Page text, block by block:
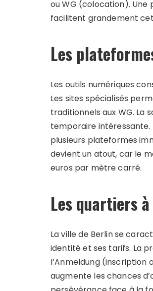
ou WG (colocation).
facilitent grandement
Les
Les outils numériques
Les sites spécialisés
traditionnels aux WG. La
temporaire intéressante.
plusieurs plateformes
devient un atout, car le
euros par mètre carré.
Les quartiers
La ville de Berlin se
identité et ses tarifs. La
l’Anmeldung (inscription
augmente les chances